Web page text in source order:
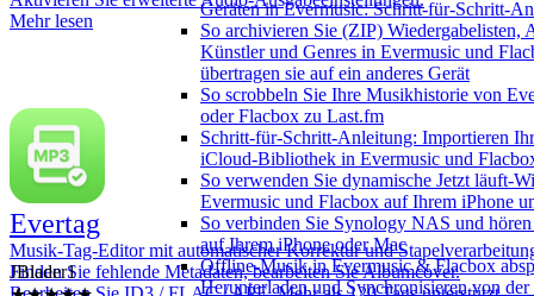
Geräten in Evermusic: Schritt-für-Schritt-
So archivieren Sie (ZIP) Wiedergabelisten,
Künstler und Genres in Evermusic und
übertragen sie auf ein anderes Gerät
So scrobbeln Sie Ihre Musikhistorie von
oder Flacbox zu Last.fm
Schritt-für-Schritt-Anleitung: Importieren
iCloud-Bibliothek in Evermusic und
So verwenden Sie dynamische Jetzt läuft-
Evermusic und Flacbox auf Ihrem iPhone
So verbinden Sie Synology NAS und
auf Ihrem iPhone oder Mac
Offline-Musik in Evermusic & Flacbox
Herunterladen und Synchronisieren von
Mehr lesen
Evertag
Musik-Tag-Editor mit automatischer Korrektur und
Finden Sie fehlende Metadaten, bearbeiten Sie Albumcover.
JBlader1
★★★★★